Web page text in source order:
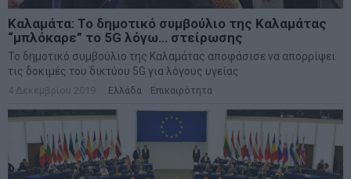
Καλαμάτα: Το δημοτικό συμβούλιο της Καλαμάτας
“μπλόκαρε” το 5G λόγω… στείρωσης
Το δημοτικό συμβούλιο της Καλαμάτας αποφάσισε να απορρίψει
τις δοκιμές του δικτύου 5G για λόγους υγείας
4 Δεκεμβρίου 2019 Ελλάδα Επικαιρότητα